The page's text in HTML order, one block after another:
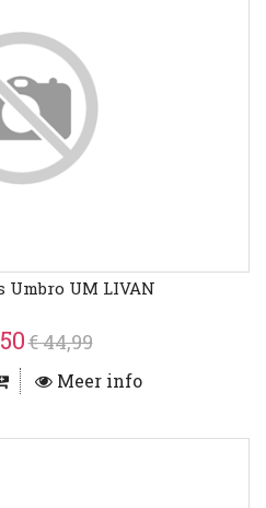
Umbro UM LIVAN
€ 44,99
Meer info